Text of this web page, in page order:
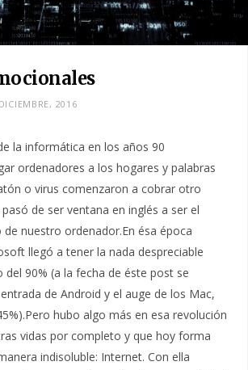
2016
la informática en los años 90
ordenadores a los hogares y palabras
o virus comenzaron a cobrar otro
de ser ventana en inglés a ser el
nuestro ordenador.En ésa época
llegó a tener la nada despreciable
90% (a la fecha de éste post se
de Android y el auge de los Mac,
hubo algo más en esa revolución
vidas por completo y que hoy forma
indisoluble: Internet. Con ella